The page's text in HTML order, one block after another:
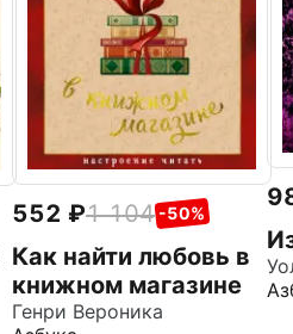
552 1 104 -50%
Как найти любовь в
книжном магазине
Генри Вероника